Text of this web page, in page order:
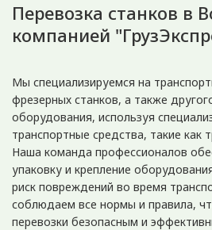
Перевозка станков в
компанией
Мы специализируемся на
фрезерных станков, а также
оборудования, используя
транспортные средства, такие как
Наша команда профессионалов
упаковку и крепление
риск повреждений во время
соблюдаем все нормы и правила,
перевозки безопасным и